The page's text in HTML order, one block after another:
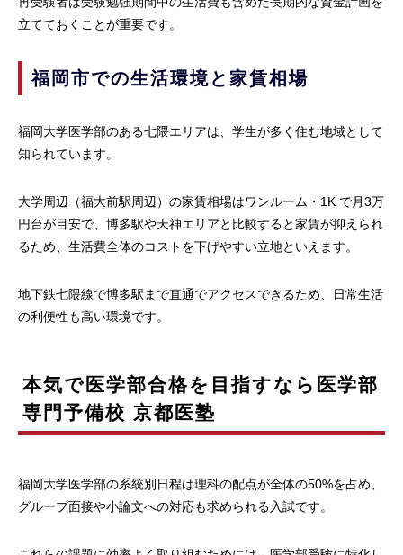
立てておくことが重要です。
福岡市での生活環境と家賃相場
福岡大学医学部のある七隈エリアは、学生が多く住む地域として
知られています。
大学周辺（福大前駅周辺）の家賃相場はワンルーム・1K で月3万
円台が目安で、博多駅や天神エリアと比較すると家賃が抑えられ
るため、生活費全体のコストを下げやすい立地といえます。
地下鉄七隈線で博多駅まで直通でアクセスできるため、日常生活
の利便性も高い環境です。
本気で医学部合格を目指すなら医学部
専門予備校 京都医塾
福岡大学医学部の系統別日程は理科の配点が全体の50%を占め、
グループ面接や小論文への対応も求められる入試です。